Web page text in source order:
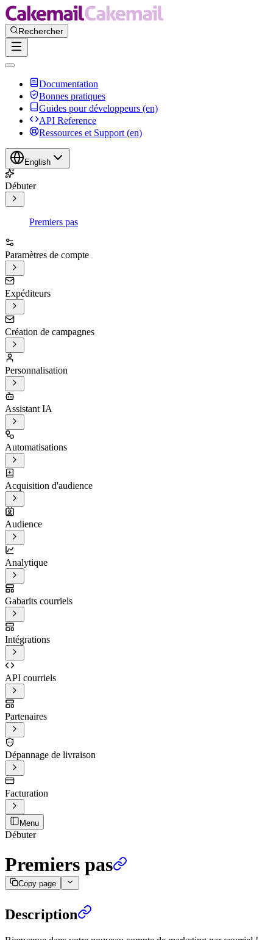
Documentation
Bonnes pratiques
Guides pour développeurs (en)
API Reference
Ressources et Support (en)
English
Débuter
Premiers pas
Paramètres de compte
Expéditeurs
Création de campagnes
Personnalisation
Assistant IA
Automatisations
Acquisition d'audience
Audience
Analytique
Gabarits courriels
Intégrations
API courriels
Partenaires
Dépannage de livraison
Facturation
Menu
Débuter
Premiers pas
Copy page
Description